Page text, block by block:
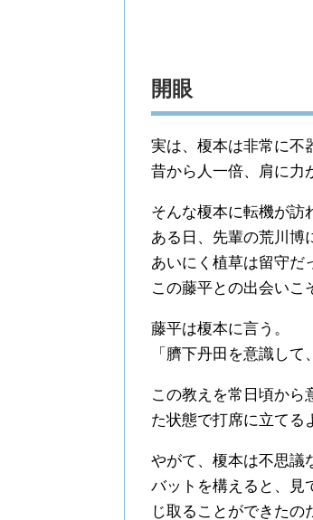
開眼
実は、榎本は非常に不
昔から人一倍、肩に力
そんな榎本に転機が訪
ある日、先輩の荒川博
あいにく植草は留守だ
この藤平との出会いこ
藤平は榎本に言う。
「臍下丹田を意識して
この教えを常日頃から
た状態で打席に立てる
やがて、榎本は不思議
バットを構えると、見
じ取ることができたの